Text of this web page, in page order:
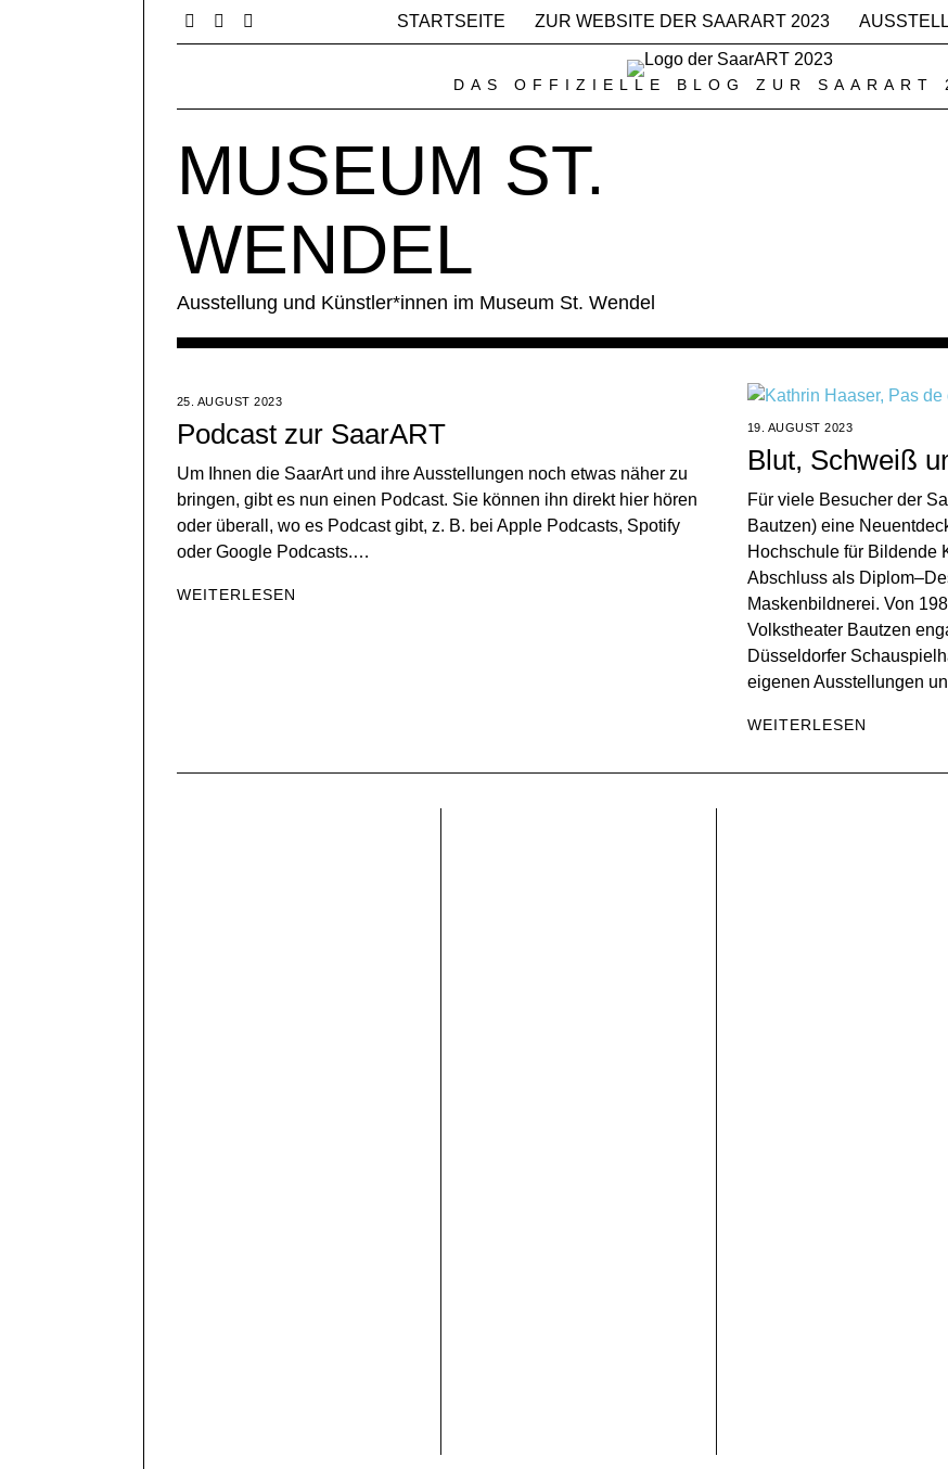
STARTSEITE ZUR WEBSITE DER SAARART 2023
DAS OFFIZIELLE BLOG ZUR SAARART
MUSEUM ST.
WENDEL
Ausstellung und Künstler*innen im Museum St. Wendel
25. AUGUST 2023
Podcast zur SaarART
Um Ihnen die SaarArt und ihre Ausstellungen noch etwas näher zu
bringen, gibt es nun einen Podcast. Sie können ihn direkt hier hören
oder überall, wo es Podcast gibt, z. B. bei Apple Podcasts, Spotify
oder Google Podcasts.…
WEITERLESEN
19. AUGUST 2023
Blut, Schweiß
Für viele Besucher der
Bautzen) eine
Hochschule für Bildende
Abschluss als
Maskenbildnerei. Von
Volkstheater Bautzen
Düsseldorfer
eigenen Ausstellungen
WEITERLESEN